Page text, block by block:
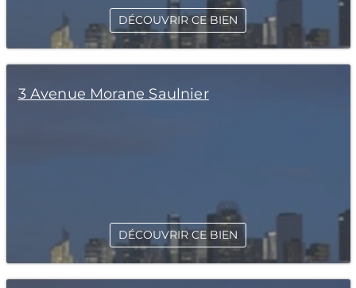
DÉCOUVRIR CE BIEN
3 Avenue Morane Saulnier
DÉCOUVRIR CE BIEN